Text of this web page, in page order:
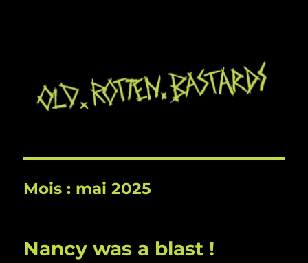
Mois : mai 2025
Nancy was a blast !